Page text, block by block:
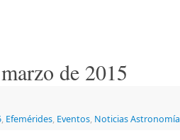
de 2015
, Efemérides, Eventos, Noticias Astronomía